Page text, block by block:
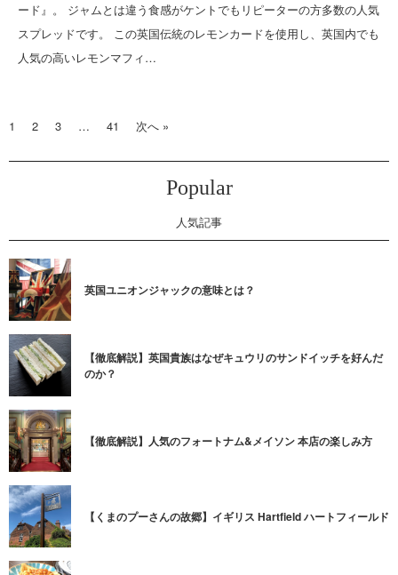
ード』。 ジャムとは違う食感がケントでもリピーターの方多数の人気
スプレッドです。 この英国伝統のレモンカードを使用し、英国内でも
人気の高いレモンマフィ…
1 2 3 … 41 次へ »
Popular
人気記事
英国ユニオンジャックの意味とは？
【徹底解説】英国貴族はなぜキュウリのサンドイッチを好んだ
のか？
【徹底解説】人気のフォートナム&メイソン 本店の楽しみ方
【くまのプーさんの故郷】イギリス Hartfield ハートフィールド